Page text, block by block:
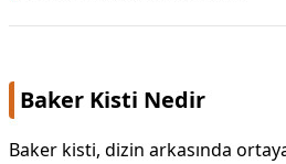
Baker Kisti Nedir
Baker kisti, dizin arkasında